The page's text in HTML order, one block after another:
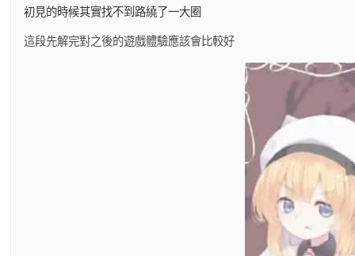
初見的時候其實找不到路繞了一大圈
這段先解完對之後的遊戲體驗應該會比較好